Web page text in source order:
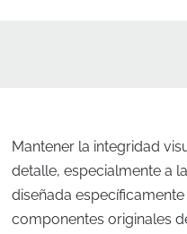
Mantener la integridad
detalle, especialmente a
diseñada
componentes originales